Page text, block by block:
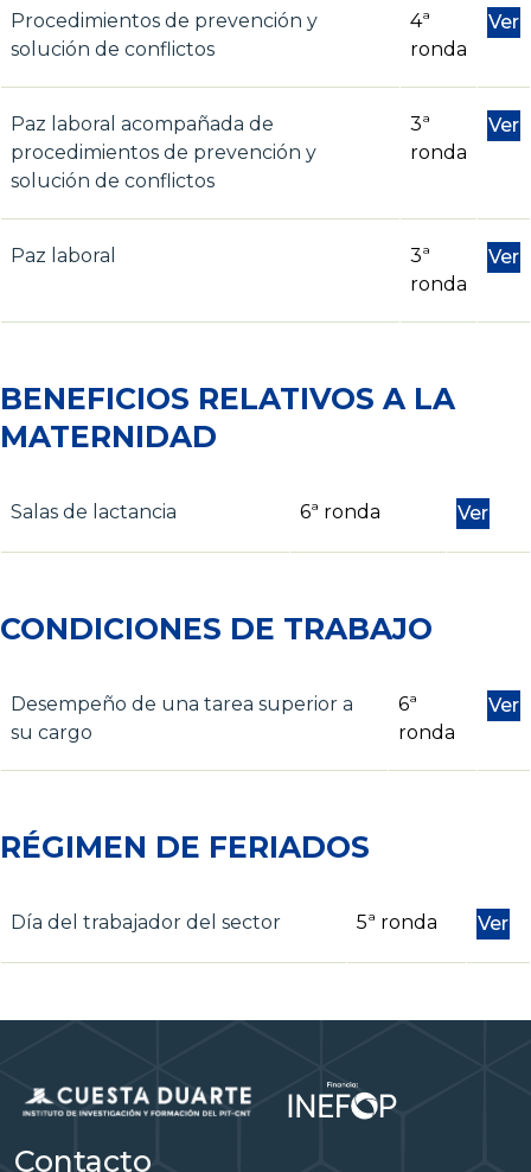
Procedimientos de prevención y
solución de conflictos
4ª
ronda
Ver
Paz laboral acompañada de
procedimientos de prevención y
solución de conflictos
3ª
ronda
Ver
Paz laboral
3ª
ronda
Ver
BENEFICIOS RELATIVOS A LA
MATERNIDAD
Salas de lactancia 6ª ronda Ver
CONDICIONES DE TRABAJO
Desempeño de una tarea superior a
su cargo
6ª
ronda
Ver
RÉGIMEN DE FERIADOS
Día del trabajador del sector 5ª ronda Ver
Contacto